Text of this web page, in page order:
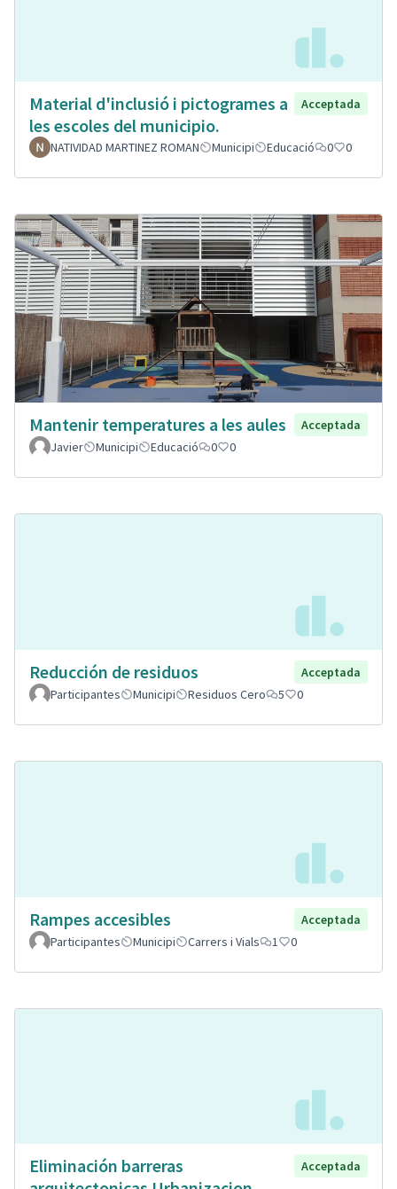
Material d'inclusió i pictogrames a
les escoles del municipio.
Acceptada
NATIVIDAD MARTINEZ ROMAN Municipi Educació 0 0
Mantenir temperatures a les aules
Acceptada
Javier
Municipi Educació 0 0
Reducción de residuos
Acceptada
Participantes
Municipi Residuos Cero 5 0
Rampes accesibles
Acceptada
Participantes
Municipi Carrers i Vials 1 0
Eliminación barreras
Acceptada